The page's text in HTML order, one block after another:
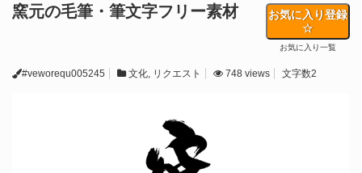
窯元の毛筆・筆文字フリー素材 お気に入り登録
お気に入り一覧
#veworequ005245 文化, リクエスト 748 views 文字数2